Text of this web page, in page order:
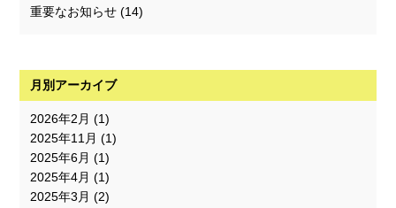
重要なお知らせ (14)
月別アーカイブ
2026年2月 (1)
2025年11月 (1)
2025年6月 (1)
2025年4月 (1)
2025年3月 (2)